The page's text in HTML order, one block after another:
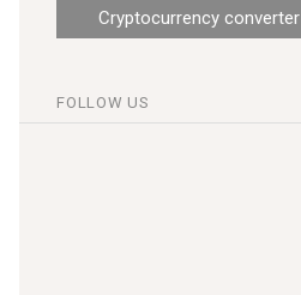
Cryptocurrency converter
FOLLOW US